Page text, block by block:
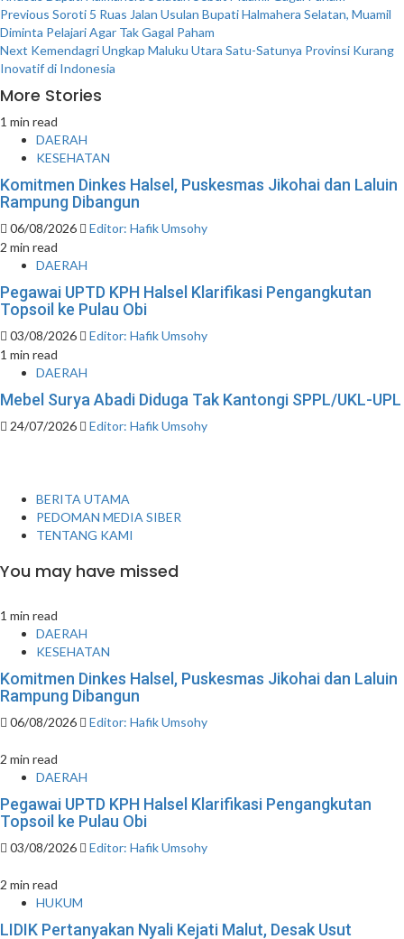
Post
navigation
Previous Soroti 5 Ruas Jalan Usulan Bupati Halmahera Selatan, Muamil
Diminta Pelajari Agar Tak Gagal Paham
Next Kemendagri Ungkap Maluku Utara Satu-Satunya Provinsi Kurang
Inovatif di Indonesia
More Stories
1 min read
DAERAH
KESEHATAN
Komitmen Dinkes Halsel, Puskesmas Jikohai dan Laluin
Rampung Dibangun
06/08/2026
Editor: Hafik Umsohy
2 min read
DAERAH
Pegawai UPTD KPH Halsel Klarifikasi Pengangkutan
Topsoil ke Pulau Obi
03/08/2026
Editor: Hafik Umsohy
1 min read
DAERAH
Mebel Surya Abadi Diduga Tak Kantongi SPPL/UKL-UPL
24/07/2026 Editor: Hafik Umsohy
BERITA UTAMA
PEDOMAN MEDIA SIBER
TENTANG KAMI
You may have missed
1 min read
DAERAH
KESEHATAN
Komitmen Dinkes Halsel, Puskesmas Jikohai dan Laluin
Rampung Dibangun
06/08/2026 Editor: Hafik Umsohy
2 min read
DAERAH
Pegawai UPTD KPH Halsel Klarifikasi Pengangkutan
Topsoil ke Pulau Obi
03/08/2026 Editor: Hafik Umsohy
2 min read
HUKUM
LIDIK Pertanyakan Nyali Kejati Malut, Desak Usut